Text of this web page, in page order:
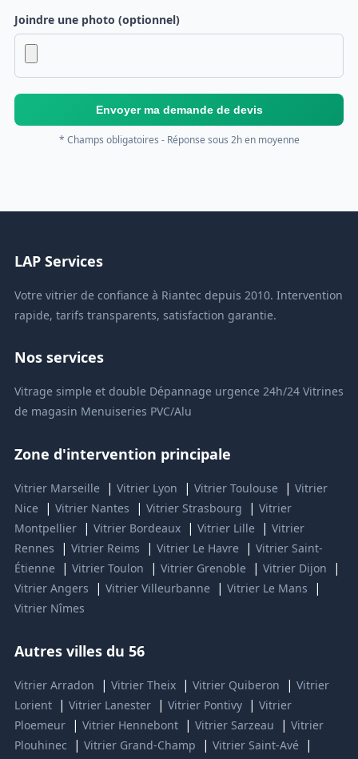
Joindre une photo (optionnel)
Envoyer ma demande de devis
* Champs obligatoires - Réponse sous 2h en moyenne
LAP Services
Votre vitrier de confiance à Riantec depuis 2010. Intervention
rapide, tarifs transparents, satisfaction garantie.
Nos services
Vitrage simple et double Dépannage urgence 24h/24 Vitrines
de magasin Menuiseries PVC/Alu
Zone d'intervention principale
Vitrier Marseille | Vitrier Lyon | Vitrier Toulouse | Vitrier
Nice
| Vitrier Nantes | Vitrier Strasbourg | Vitrier
Montpellier | Vitrier Bordeaux | Vitrier Lille | Vitrier
Rennes
| Vitrier Reims | Vitrier Le Havre | Vitrier Saint-
Étienne
| Vitrier Toulon | Vitrier Grenoble | Vitrier Dijon |
Vitrier Angers | Vitrier Villeurbanne | Vitrier Le Mans |
Vitrier Nîmes
Autres villes du 56
Vitrier Arradon | Vitrier Theix | Vitrier Quiberon | Vitrier
Lorient | Vitrier Lanester | Vitrier Pontivy | Vitrier
Ploemeur | Vitrier Hennebont | Vitrier Sarzeau | Vitrier
Plouhinec
| Vitrier Grand-Champ | Vitrier Saint-Avé |